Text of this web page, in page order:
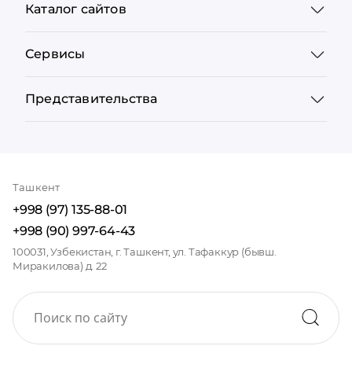
Каталог сайтов
Сервисы
Представительства
Ташкент
+998 (97) 135-88-01
+998 (90) 997-64-43
100031, Узбекистан, г. Ташкент, ул. Тафаккур (бывш.
Миракилова) д. 22